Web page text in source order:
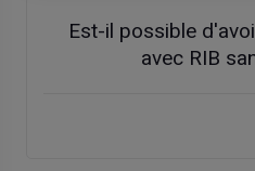
Est-il possible
avec RIB